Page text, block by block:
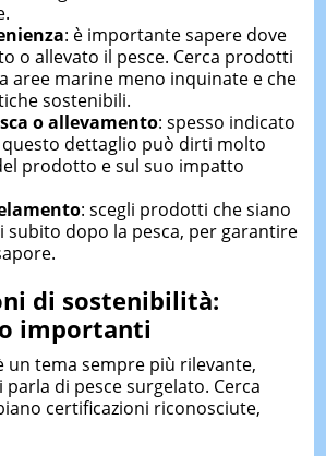
: è importante sapere dove
o allevato il pesce. Cerca prodotti
aree marine meno inquinate e che
sostenibili.
o allevamento: spesso indicato
questo dettaglio può dirti molto
prodotto e sul suo impatto
: scegli prodotti che siano
subito dopo la pesca, per garantire
di sostenibilità:
importanti
un tema sempre più rilevante,
di pesce surgelato. Cerca
certificazioni riconosciute,